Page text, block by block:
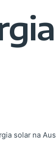
solar na